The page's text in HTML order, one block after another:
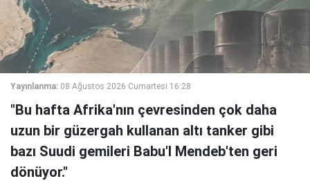
Yayınlanma: 08 Ağustos 2026 Cumartesi 16:28
"Bu hafta Afrika'nın çevresinden çok daha
uzun bir güzergah kullanan altı tanker gibi
bazı Suudi gemileri Babu'l Mendeb'ten geri
dönüyor."